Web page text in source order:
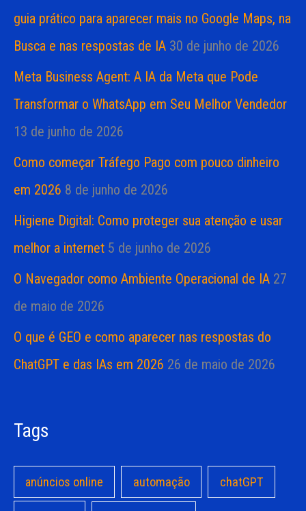
guia prático para aparecer mais no Google Maps, na
Busca e nas respostas de IA 30 de junho de 2026
Meta Business Agent: A IA da Meta que Pode
Transformar o WhatsApp em Seu Melhor Vendedor
13 de junho de 2026
Como começar Tráfego Pago com pouco dinheiro
em 2026 8 de junho de 2026
Higiene Digital: Como proteger sua atenção e usar
melhor a internet 5 de junho de 2026
O Navegador como Ambiente Operacional de IA 27
de maio de 2026
O que é GEO e como aparecer nas respostas do
ChatGPT e das IAs em 2026 26 de maio de 2026
Tags
anúncios online automação chatGPT